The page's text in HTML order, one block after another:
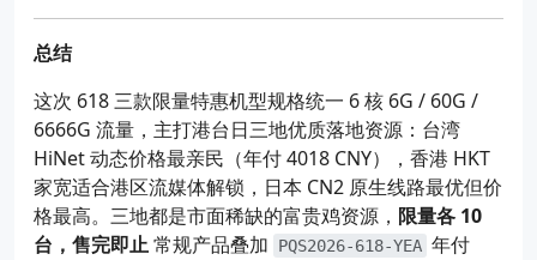
总结
这次 618 三款限量特惠机型规格统一 6 核 6G / 60G /
6666G 流量，主打港台日三地优质落地资源：台湾
HiNet 动态价格最亲民（年付 4018 CNY），香港 HKT
家宽适合港区流媒体解锁，日本 CN2 原生线路最优但价
格最高。三地都是市面稀缺的富贵鸡资源， 限量各 10
台，售完即止常规产品叠加 PQS2026-618-YEA 年付